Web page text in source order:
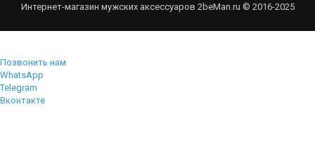
Интернет-магазин мужских аксессуаров 2beMan.ru © 2016-2025
Позвонить нам
WhatsApp
Telegram
Вконтакте